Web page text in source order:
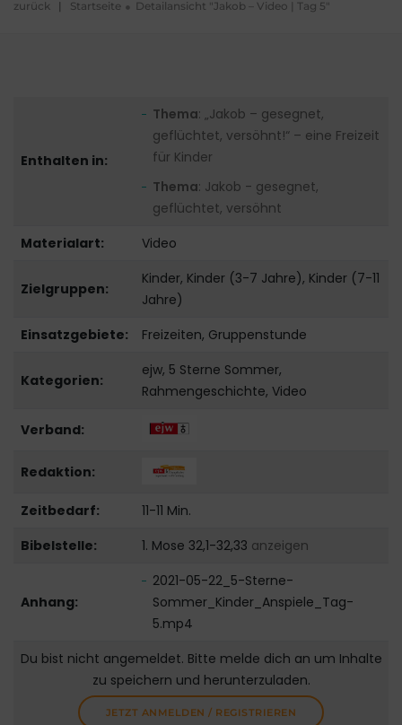
zurück | Startseite Detailansicht "Jakob – Video | Tag 5"
Enthalten in:
Thema: „Jakob – gesegnet,
geflüchtet, versöhnt!“ – eine Freizeit
für Kinder
Thema: Jakob - gesegnet,
geflüchtet, versöhnt
Materialart:
Video
Zielgruppen:
Kinder, Kinder (3-7 Jahre), Kinder (7-11
Jahre)
Einsatzgebiete:
Freizeiten, Gruppenstunde
Kategorien:
ejw, 5 Sterne Sommer,
Rahmengeschichte, Video
Verband:
Redaktion:
Zeitbedarf:
11-11 Min.
Bibelstelle:
1. Mose 32,1-32,33 anzeigen
Anhang:
2021-05-22_5-Sterne-
Sommer_Kinder_Anspiele_Tag-
5.mp4
Du bist nicht angemeldet. Bitte melde dich an um Inhalte
zu speichern und herunterzuladen.
JETZT ANMELDEN / REGISTRIEREN